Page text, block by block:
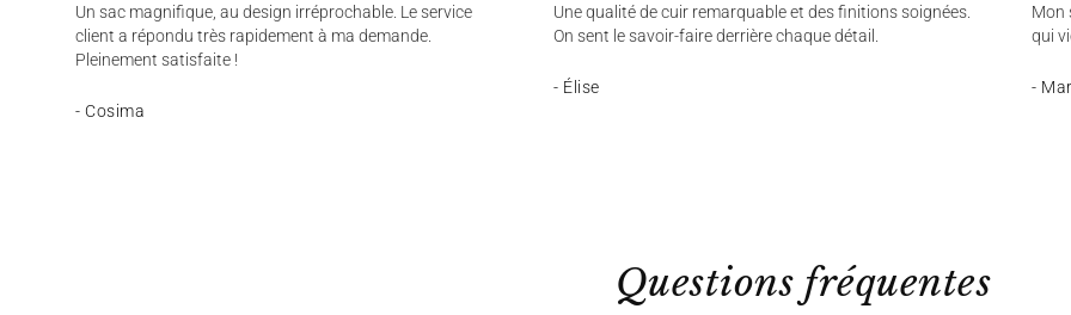
Un sac magnifique, au design irréprochable. Le service
client a répondu très rapidement à ma demande.
Pleinement satisfaite !
- Cosima
Une qualité de cuir remarquable et des finitions soignées.
On sent le savoir-faire derrière chaque détail.
- Élise
Mon
qui
-
Questions fréquentes